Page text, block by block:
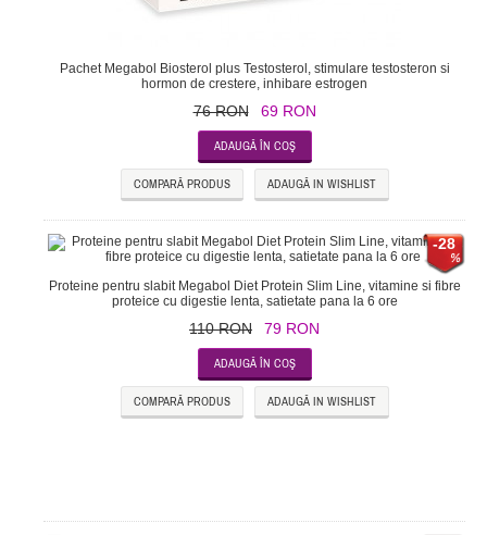
Pachet Megabol Biosterol plus Testosterol, stimulare testosteron si
hormon de crestere, inhibare estrogen
76 RON 69 RON
COMPARĂ PRODUS ADAUGĂ IN WISHLIST
-28
Proteine pentru slabit Megabol Diet Protein Slim Line, vitamine si fibre
proteice cu digestie lenta, satietate pana la 6 ore
110 RON 79 RON
COMPARĂ PRODUS ADAUGĂ IN WISHLIST